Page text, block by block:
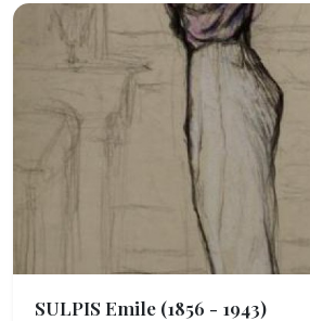
SULPIS Emile (1856 - 1943)